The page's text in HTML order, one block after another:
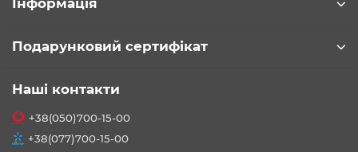
Інформація
Подарунковий сертифікат
Наші контакти
+38(050)700-15-00
+38(077)700-15-00